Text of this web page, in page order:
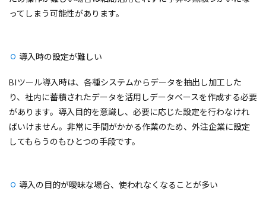
ってしまう可能性があります。
導入時の設定が難しい
BIツール導入時は、各種システムからデータを抽出し加工した
り、社内に蓄積されたデータを活用しデータベースを作成する必要
があります。導入目的を意識し、必要に応じた設定を行わなけれ
ばいけません。非常に手間がかかる作業のため、外注企業に設定
してもらうのもひとつの手段です。
導入の目的が曖昧な場合、使われなくなることが多い